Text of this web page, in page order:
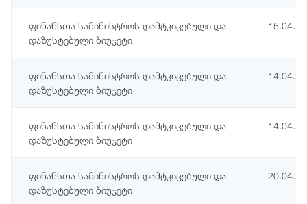
ფინანსთა სამინისტროს დამტკიცებული და
დაზუსტებული ბიუჯეტი
ფინანსთა სამინისტროს დამტკიცებული და
დაზუსტებული ბიუჯეტი
ფინანსთა სამინისტროს დამტკიცებული და
დაზუსტებული ბიუჯეტი
ფინანსთა სამინისტროს დამტკიცებული და
დაზუსტებული ბიუჯეტი